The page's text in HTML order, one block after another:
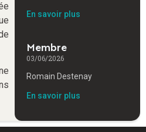
En savoir plus
Membre
03/06/2026
Romain Destenay
En savoir plus